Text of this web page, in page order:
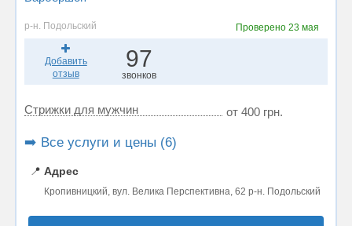
р-н. Подольский Проверено 23 мая
Добавить
отзыв
97
звонков
Стрижки для мужчин от 400 грн.
➡️ Все услуги и цены (6)
📍 Адрес
Кропивницкий, вул. Велика Перспективна, 62 р-н. Подольский